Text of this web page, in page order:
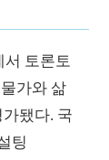
서 토론토
가와 삶
됐다. 국
팅